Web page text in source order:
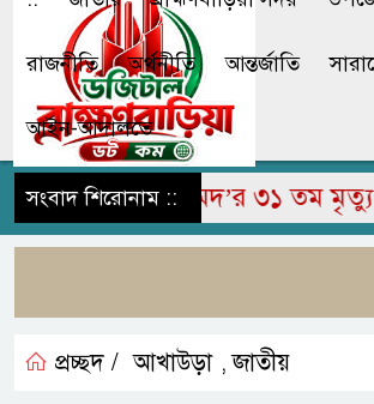
রাজনীতি অর্থনীতি আন্তর্জাতি
আইন-আদালতে
সংবাদ শিরোনাম ::
উদ্দিন আহমেদ’র ৩১ তম মৃত্যু
প্রচ্ছদ / আখাউড়া ,জাতীয়